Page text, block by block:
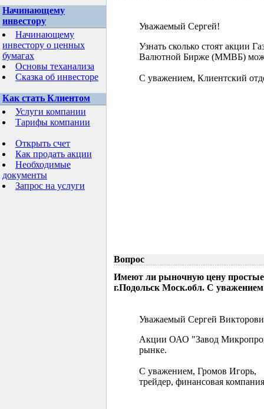
Начинающему
инвестору
Начинающему
инвестору о ценных
бумагах
Основы теханализа
Сказка об инвесторе
Как стать Клиентом
Услуги компании
Тарифы компании
Открыть счет
Как продать акции
Необходимые
документы
Запрос на услуги
Уважаемый Сергей!
Узнать сколько стоят акции
Валютной Бирже (ММВБ)
С уважением, Клиентский
Вопрос
Имеют ли рыночную цену
г.Подольск Моск.обл. С
Уважаемый Сергей
Акции ОАО "Завод
рынке.
С уважением, Громов Игорь,
трейдер, финансовая